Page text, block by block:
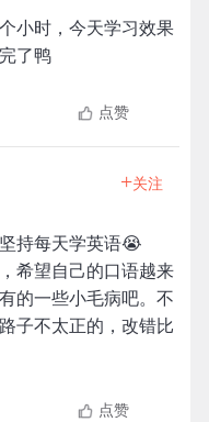
小时，今天学习效果
了鸭
点赞
+关注
持每天学英语😭
希望自己的口语越来
的一些小毛病吧。不
子不太正的，改错比
点赞